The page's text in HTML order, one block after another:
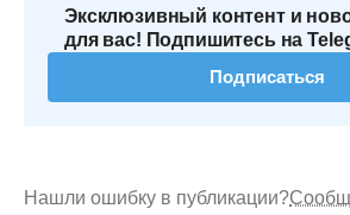
Эксклюзивный контент и
для вас! Подпишитесь на
Подписаться
Нашли ошибку в публикации?